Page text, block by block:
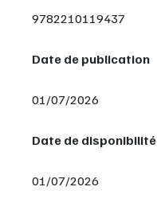
9782210119437
Date de publication
01/07/2026
Date de disponibilité
01/07/2026